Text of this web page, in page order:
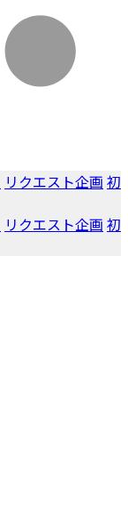
リクエスト企画 初
リクエスト企画 初